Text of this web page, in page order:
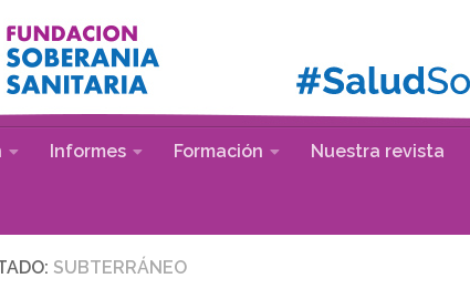
Informes Formación Nuestra revista
SUBTERRÁNEO